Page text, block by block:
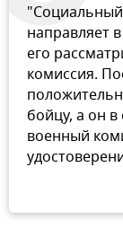
направляет
его
комиссия.
бойцу, а он
военный